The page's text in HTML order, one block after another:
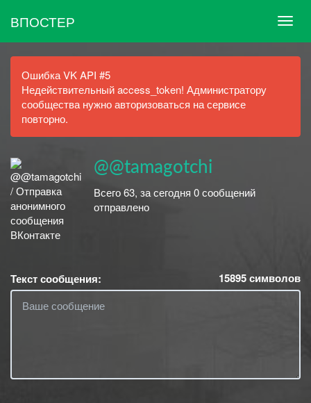
ВПОСТЕР
Ошибка VK API #5
Недействительный access_token! Администратору
сообщества нужно авторизоваться на сервисе
повторно.
@@tamagotchi
Всего 63, за сегодня 0 сообщений
отправлено
Текст сообщения: 15895символов